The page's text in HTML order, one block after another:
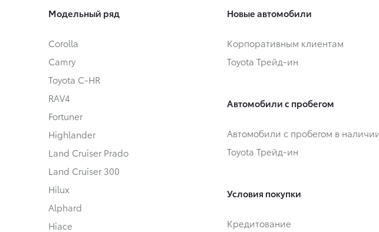
Модельный ряд
Corolla
Camry
Toyota C-HR
RAV4
Fortuner
Highlander
Land Cruiser Prado
Land Cruiser 300
Hilux
Alphard
Hiace
Новые автомобили
Корпоративным клиентам
Toyota Трейд-ин
Автомобили с пробегом
Автомобили с пробегом в
Toyota Трейд-ин
Условия покупки
Кредитование